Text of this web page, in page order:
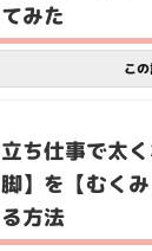
てみた
こ
立ち仕事で太
脚】を【むく
る方法